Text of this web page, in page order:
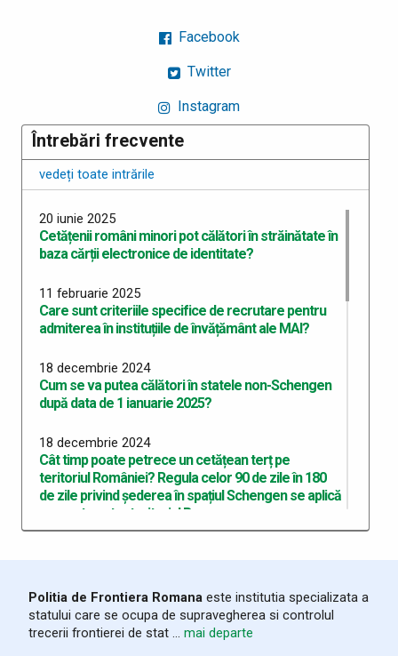
Facebook
Twitter
Instagram
Întrebări frecvente
vedeți toate intrările
20 iunie 2025
Cetățenii români minori pot călători în străinătate în
baza cărții electronice de identitate?
11 februarie 2025
Care sunt criteriile specifice de recrutare pentru
admiterea în instituțiile de învățământ ale MAI?
18 decembrie 2024
Cum se va putea călători în statele non-Schengen
după data de 1 ianuarie 2025?
18 decembrie 2024
Cât timp poate petrece un cetățean terț pe
teritoriul României? Regula celor 90 de zile în 180
de zile privind șederea în spațiul Schengen se aplică
separat pentru teritoriul R
să călătorească pe cale maritimă?
18 decembrie 2024
În ce constau verificările polițienești care vor putea
Politia de Frontiera Romana este institutia specializata a
statului care se ocupa de supravegherea si controlul
trecerii frontierei de stat ... mai departe